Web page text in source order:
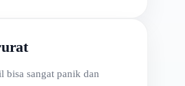
sangat panik dan